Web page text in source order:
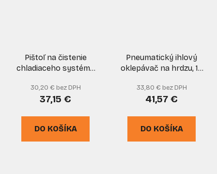
Pištoľ na čistenie
chladiaceho systému
30,20 € bez DPH
37,15 €
DO KOŠÍKA
Pneumatický ihlový
oklepávač na hrdzu, 19
33,80 € bez DPH
41,57 €
DO KOŠÍKA